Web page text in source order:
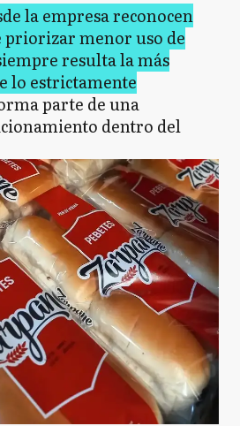
la empresa reconocen
priorizar menor uso de
resulta la más
lo estrictamente
parte de una
dentro del